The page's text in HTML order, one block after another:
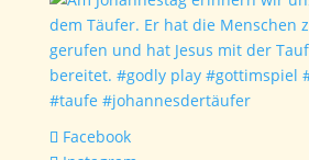
Facebook